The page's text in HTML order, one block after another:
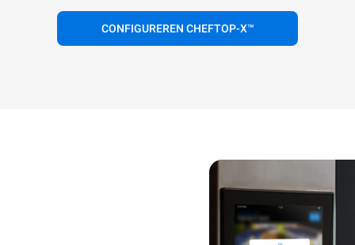
CONFIGUREREN CHEFTOP-X™